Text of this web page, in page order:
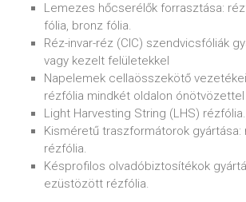
Lemezes hőcserélők forrasztása:
fólia, bronz fólia.
Réz-invar-réz (CIC) szendvicsfóliák
vagy kezelt felületekkel
Napelemek cellaösszekötő
rézfólia mindkét oldalon ónötvözettel
Light Harvesting String (LHS) rézfólia.
Kisméretű traszformátorok
rézfólia.
Késprofilos olvadóbiztosítékok
ezüstözött rézfólia.